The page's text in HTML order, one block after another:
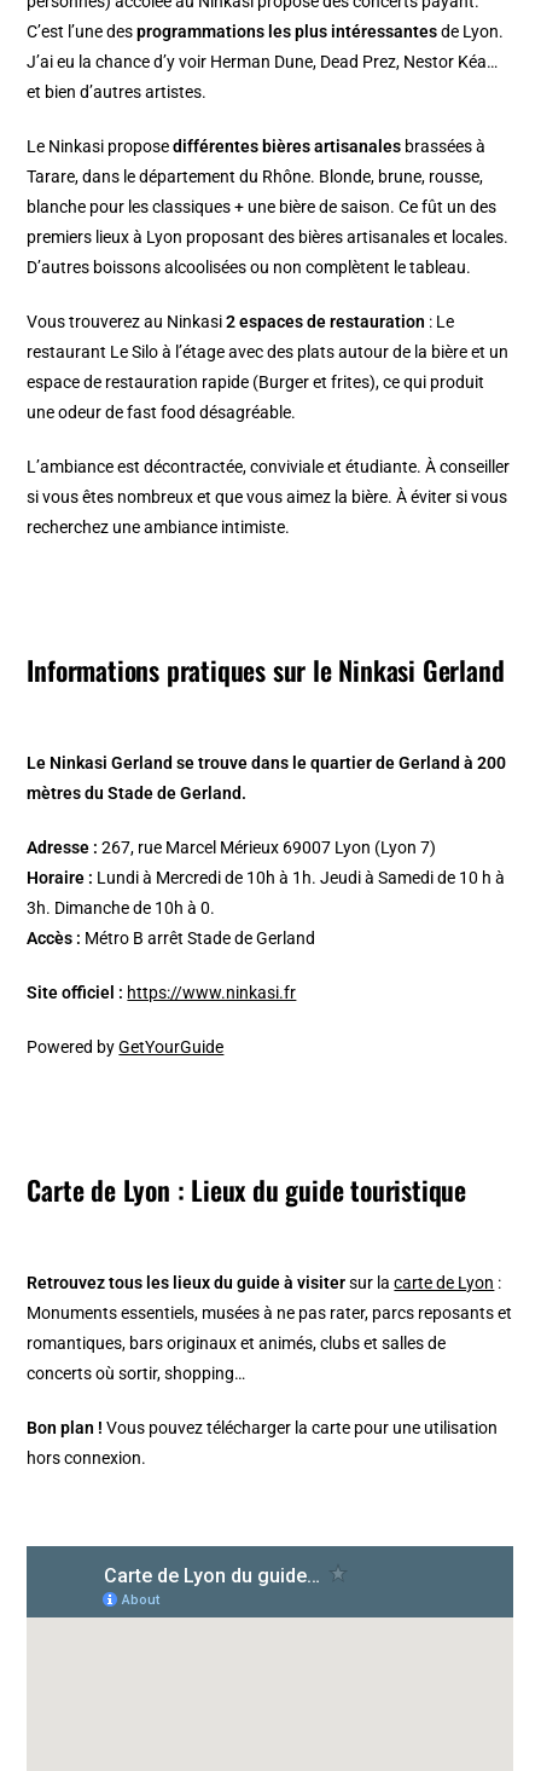
C’est l’une desprogrammations les plus intéressantesde Lyon.
J’ai eu la chance d’y voir Herman Dune, Dead Prez, Nestor Kéa…
et bien d’autres artistes.
Le Ninkasi proposedifférentes bières artisanales brassées à
Tarare, dans le département du Rhône. Blonde, brune, rousse,
blanche pour les classiques + une bière de saison. Ce fût un des
premiers lieux à Lyon proposant des bières artisanales et locales.
D’autres boissons alcoolisées ou non complètent le tableau.
Vous trouverez au Ninkasi2 espaces de restauration : Le
restaurant Le Silo à l’étage avec des plats autour de la bière et un
espace de restauration rapide (Burger et frites), ce qui produit
une odeur de fast food désagréable.
L’ambiance est décontractée, conviviale et étudiante. À conseiller
si vous êtes nombreux et que vous aimez la bière. À éviter si vous
recherchez une ambiance intimiste.
Informations pratiques sur le Ninkasi Gerland
Le Ninkasi Gerland se trouve dans le quartier de Gerland à 200
mètres du Stade de Gerland.
Adresse :267, rue Marcel Mérieux 69007 Lyon (Lyon 7)
Horaire : Lundi à Mercredi de 10h à 1h. Jeudi à Samedi de 10 h à
3h. Dimanche de 10h à 0.
Accès : Métro B arrêt Stade de Gerland
Site officiel : https://www.ninkasi.fr
Powered byGetYourGuide
Carte de Lyon : Lieux du guide touristique
Retrouvez tous les lieux du guide à visitersur lacarte de Lyon :
Monuments essentiels, musées à ne pas rater, parcs reposants et
romantiques, bars originaux et animés, clubs et salles de
concerts où sortir, shopping…
Bon plan !Vous pouvez télécharger la carte pour une utilisation
hors connexion.